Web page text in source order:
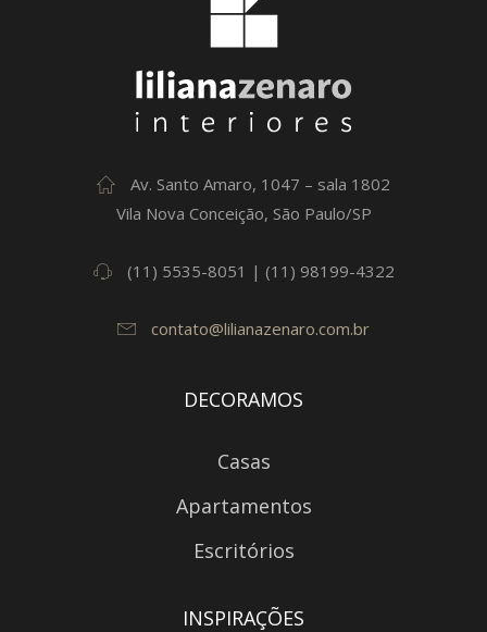
Av. Santo Amaro, 1047 – sala 1802
Vila Nova Conceição, São Paulo/SP
(11) 5535-8051 | (11) 98199-4322
contato@lilianazenaro.com.br
DECORAMOS
Casas
Apartamentos
Escritórios
INSPIRAÇÕES